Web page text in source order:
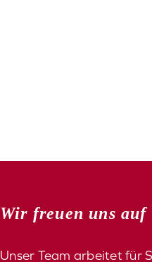
Wir freuen uns
Unser Team arbeitet für